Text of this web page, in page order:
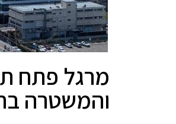
מרגל פתח
והמשטרה